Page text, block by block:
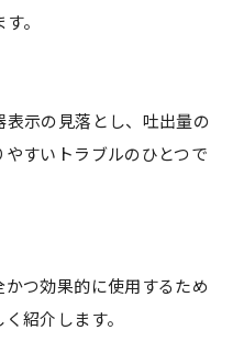
。
示の見落とし、吐出量の
すいトラブルのひとつで
つ効果的に使用するため
紹介します。